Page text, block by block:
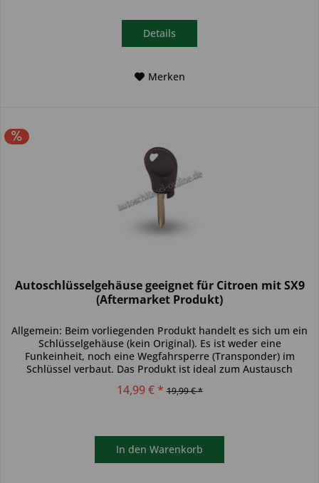
Details
Merken
Autoschlüsselgehäuse geeignet für Citroen mit SX9
(Aftermarket Produkt)
Allgemein: Beim vorliegenden Produkt handelt es sich um ein
Schlüsselgehäuse (kein Original). Es ist weder eine
Funkeinheit, noch eine Wegfahrsperre (Transponder) im
Schlüssel verbaut. Das Produkt ist ideal zum Austausch
14,99 € * 19,99 € *
In den Warenkorb